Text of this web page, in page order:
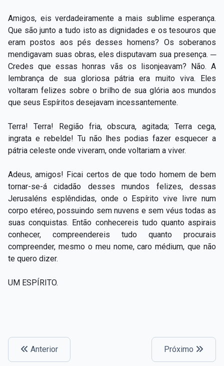
Amigos, eis verdadeiramente a mais sublime esperança.
Que são junto a tudo isto as dignidades e os tesouros que
eram postos aos pés desses homens? Os soberanos
mendigavam suas obras, eles disputavam sua presença. ─
Credes que essas honras vãs os lisonjeavam? Não. A
lembrança de sua gloriosa pátria era muito viva. Eles
voltaram felizes sobre o brilho de sua glória aos mundos
que seus Espíritos desejavam incessantemente.
Terra! Terra! Região fria, obscura, agitada; Terra cega,
ingrata e rebelde! Tu não lhes podias fazer esquecer a
pátria celeste onde viveram, onde voltariam a viver.
Adeus, amigos! Ficai certos de que todo homem de bem
tornar-se-á cidadão desses mundos felizes, dessas
Jerusaléns esplêndidas, onde o Espírito vive livre num
corpo etéreo, possuindo sem nuvens e sem véus todas as
suas conquistas. Então conhecereis tudo quanto aspirais
conhecer, compreendereis tudo quanto procurais
compreender, mesmo o meu nome, caro médium, que não
te quero dizer.
UM ESPÍRITO.
Anterior Próximo